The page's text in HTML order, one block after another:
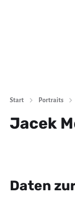
Start Portraits
Jacek
Daten